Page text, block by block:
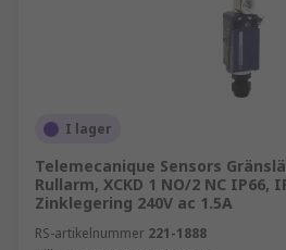
I lager
Telemecanique Sensors
Rullarm, XCKD 1 NO/2 NC IP66,
Zinklegering 240V ac 1.5A
RS-artikelnummer 221-1888